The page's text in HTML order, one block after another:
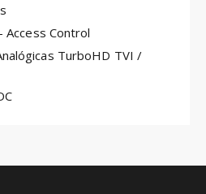
Access Control
TurboHD TVI /